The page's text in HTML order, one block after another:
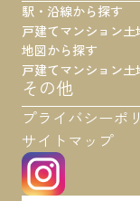
駅・沿線から探す
戸建てマンション土
地図から探す
戸建てマンション土
その他
プライバシーポ
サイトマップ